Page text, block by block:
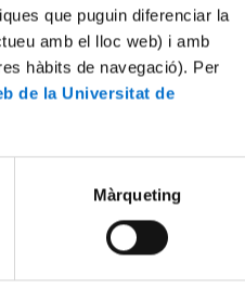
que puguin diferenciar la
amb el lloc web) i amb
hàbits de navegació). Per
de la Universitat de
Màrqueting
para las ODS